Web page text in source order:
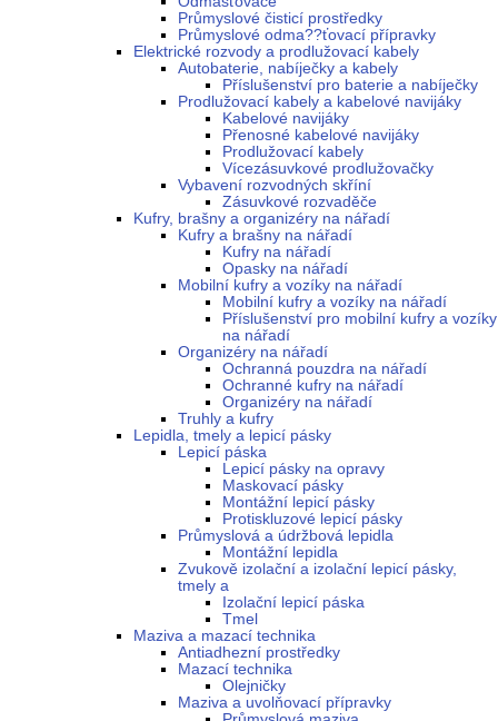
Průmyslové čisticí prostředky
Průmyslové odma??ťovací přípravky
Elektrické rozvody a prodlužovací kabely
Autobaterie, nabíječky a kabely
Příslušenství pro baterie a nabíječky
Prodlužovací kabely a kabelové navijáky
Kabelové navijáky
Přenosné kabelové navijáky
Prodlužovací kabely
Vícezásuvkové prodlužovačky
Vybavení rozvodných skříní
Zásuvkové rozvaděče
Kufry, brašny a organizéry na nářadí
Kufry a brašny na nářadí
Kufry na nářadí
Opasky na nářadí
Mobilní kufry a vozíky na nářadí
Mobilní kufry a vozíky na nářadí
Příslušenství pro mobilní kufry a vozíky
na nářadí
Organizéry na nářadí
Ochranná pouzdra na nářadí
Ochranné kufry na nářadí
Organizéry na nářadí
Truhly a kufry
Lepidla, tmely a lepicí pásky
Lepicí páska
Lepicí pásky na opravy
Maskovací pásky
Montážní lepicí pásky
Protiskluzové lepicí pásky
Průmyslová a údržbová lepidla
Montážní lepidla
Zvukově izolační a izolační lepicí pásky,
tmely a
Izolační lepicí páska
Tmel
Maziva a mazací technika
Antiadhezní prostředky
Mazací technika
Olejničky
Maziva a uvolňovací přípravky